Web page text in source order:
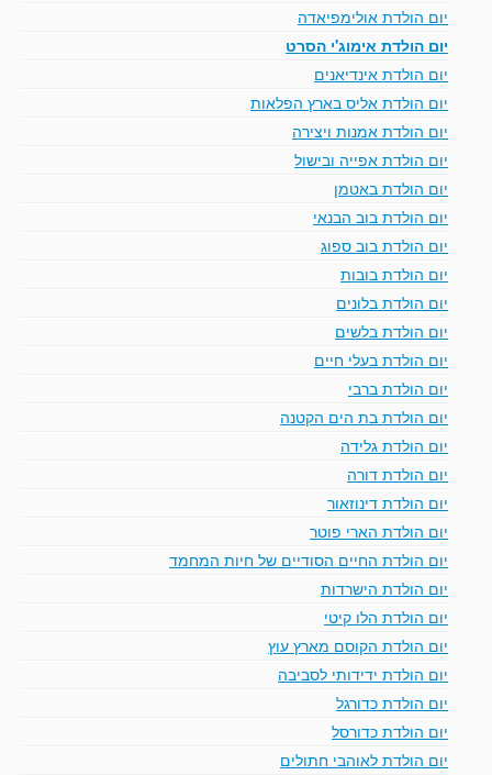
יום הולדת אולימפיאדה
יום הולדת אימוג'י הסרט
יום הולדת אינדיאנים
יום הולדת אליס בארץ הפלאות
יום הולדת אמנות ויצירה
יום הולדת אפייה ובישול
יום הולדת באטמן
יום הולדת בוב הבנאי
יום הולדת בוב ספוג
יום הולדת בובות
יום הולדת בלונים
יום הולדת בלשים
יום הולדת בעלי חיים
יום הולדת ברבי
יום הולדת בת הים הקטנה
יום הולדת גלידה
יום הולדת דורה
יום הולדת דינוזאור
יום הולדת הארי פוטר
יום הולדת החיים הסודיים של חיות המחמד
יום הולדת הישרדות
יום הולדת הלו קיטי
יום הולדת הקוסם מארץ עוץ
יום הולדת ידידותי לסביבה
יום הולדת כדורגל
יום הולדת כדורסל
יום הולדת לאוהבי חתולים